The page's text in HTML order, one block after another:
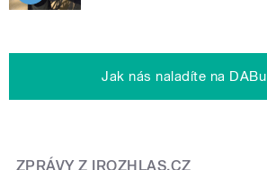
Jak nás naladíte na DABu
ZPRÁVY Z IROZHLAS.CZ